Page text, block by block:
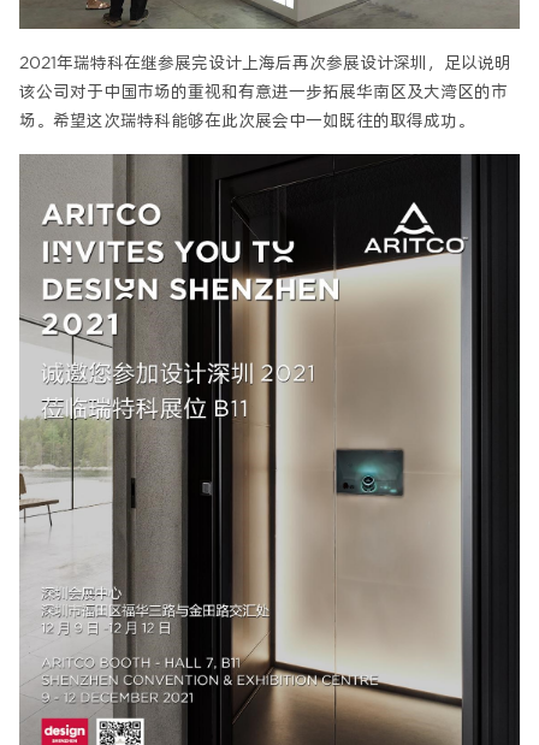
2021年瑞特科在继参展完设计上海后再次参展设计深圳，足以说明
该公司对于中国市场的重视和有意进一步拓展华南区及大湾区的市
场。希望这次瑞特科能够在此次展会中一如既往的取得成功。